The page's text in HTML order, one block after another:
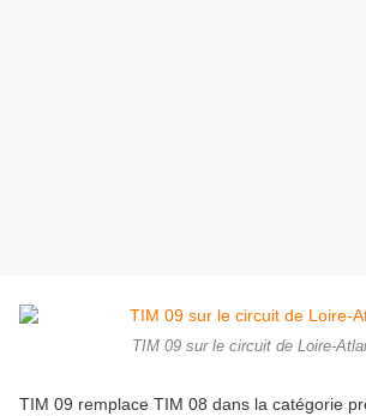
TIM 09 sur le circuit de Loire-
TIM 09 remplace TIM 08 dans la catégorie